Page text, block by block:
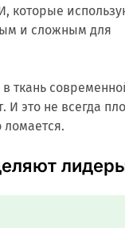
которые
и сложным для
ткань
это не всегда
ломается.